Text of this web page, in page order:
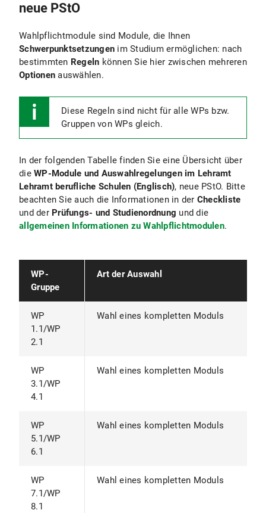
neue PStO
Wahlpflichtmodule sind Module, die Ihnen
Schwerpunktsetzungen im Studium ermöglichen: nach
bestimmten Regeln können Sie hier zwischen mehreren
Optionen auswählen.
Diese Regeln sind nicht für alle WPs bzw.
Gruppen von WPs gleich.
In der folgenden Tabelle finden Sie eine Übersicht über
die WP-Module und Auswahlregelungen im Lehramt
Lehramt berufliche Schulen (Englisch), neue PStO. Bitte
beachten Sie auch die Informationen in der Checkliste
und der Prüfungs- und Studienordnung und die
allgemeinen Informationen zu Wahlpflichtmodulen.
WP-
Gruppe
Art der Auswahl
WP
1.1/WP
2.1
Wahl eines kompletten Moduls
WP
3.1/WP
4.1
Wahl eines kompletten Moduls
WP
5.1/WP
6.1
Wahl eines kompletten Moduls
WP
7.1/WP
8.1
Wahl eines kompletten Moduls